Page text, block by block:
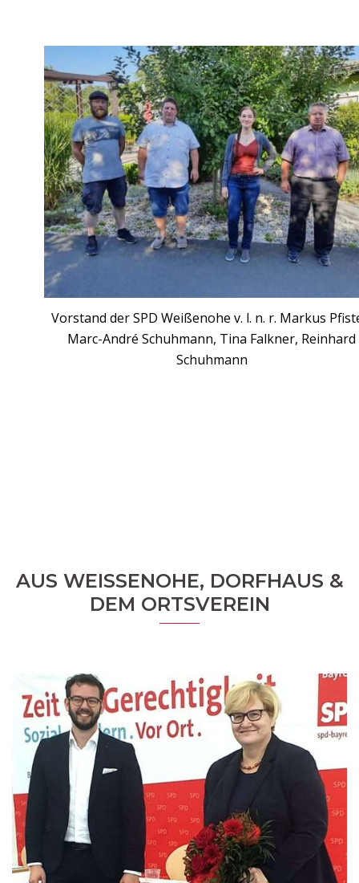
Vorstand der SPD Weißenohe v. l. n. r. Markus
Marc-André Schuhmann, Tina Falkner, Reinhard
Schuhmann
AUS WEISSENOHE, DORFHAUS & D
EM ORTSVEREIN